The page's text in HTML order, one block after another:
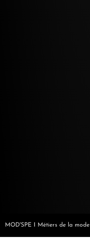
MOD'SPE Métiers de la mode